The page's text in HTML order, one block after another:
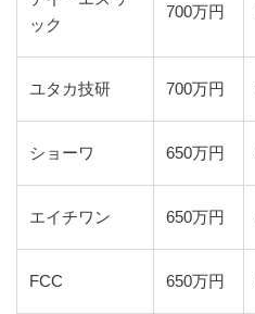
ック
700万円
ユタカ技研 700万円
ショーワ 650万円
エイチワン 650万円
FCC 650万円